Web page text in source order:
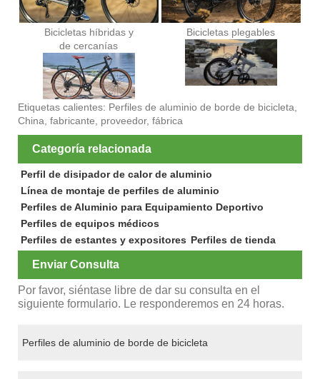
Bicicletas híbridas y
de cercanías
Bicicletas plegables
Etiquetas calientes: Perfiles de aluminio de borde de bicicleta,
China, fabricante, proveedor, fábrica
Categoría relacionada
Perfil de disipador de calor de aluminio
Línea de montaje de perfiles de aluminio
Perfiles de Aluminio para Equipamiento Deportivo
Perfiles de equipos médicos
Perfiles de estantes y expositores Perfiles de tienda
Enviar Consulta
Por favor, siéntase libre de dar su consulta en el
siguiente formulario. Le responderemos en 24 horas.